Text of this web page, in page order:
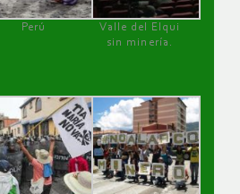
Perú
Valle del Elqui
sin minería.